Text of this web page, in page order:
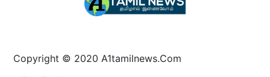
Copyright © 2020 A1tamilnews.Com